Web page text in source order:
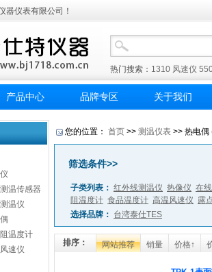
器仪表有限公司！
热门搜索： 1310 风速仪
产品中心 品牌专区 关于我们
温传感器
温仪
温度计
速仪
您的位置： 首页 >> 测温仪表 >> 热电偶
筛选条件>>
子类列表： 红外线测温仪 热像仪 在
阻温度计 食品温度计 高温风速仪 露
选择品牌： 台湾泰仕TES
排序： 网站推荐 销量 价格↑